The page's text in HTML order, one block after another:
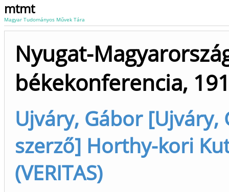
mtmt
Magyar Tudományos Művek Tára
Nyugat-
békekonferencia,
Ujváry, Gábor
szerző] Horthy-kori
(VERITAS)